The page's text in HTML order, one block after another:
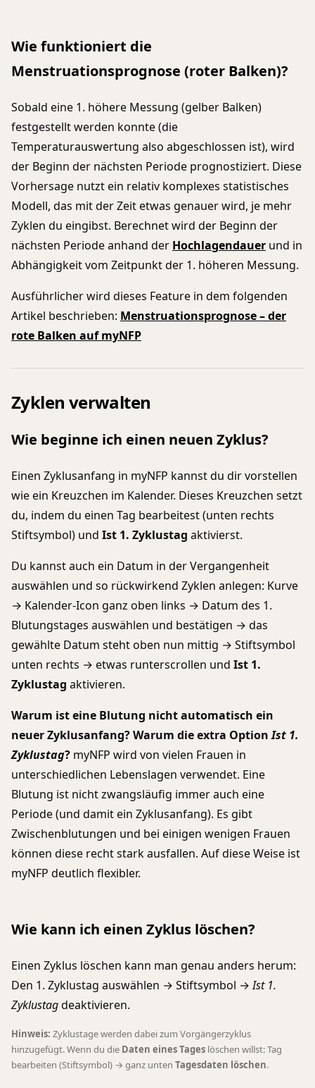
Wie funktioniert die
Menstruationsprognose (roter Balken)?
Sobald eine 1. höhere Messung (gelber Balken)
festgestellt werden konnte (die
Temperaturauswertung also abgeschlossen ist), wird
der Beginn der nächsten Periode prognostiziert. Diese
Vorhersage nutzt ein relativ komplexes statistisches
Modell, das mit der Zeit etwas genauer wird, je mehr
Zyklen du eingibst. Berechnet wird der Beginn der
nächsten Periode anhand der Hochlagendauer und in
Abhängigkeit vom Zeitpunkt der 1. höheren Messung.
Ausführlicher wird dieses Feature in dem folgenden
Artikel beschrieben: Menstruationsprognose – der
rote Balken auf myNFP
Zyklen verwalten
Wie beginne ich einen neuen Zyklus?
Einen Zyklusanfang in myNFP kannst du dir vorstellen
wie ein Kreuzchen im Kalender. Dieses Kreuzchen setzt
du, indem du einen Tag bearbeitest (unten rechts
Stiftsymbol) und Ist 1. Zyklustag aktivierst.
Du kannst auch ein Datum in der Vergangenheit
auswählen und so rückwirkend Zyklen anlegen: Kurve
→ Kalender-Icon ganz oben links → Datum des 1.
Blutungstages auswählen und bestätigen → das
gewählte Datum steht oben nun mittig → Stiftsymbol
unten rechts → etwas runterscrollen und Ist 1.
Zyklustag aktivieren.
Warum ist eine Blutung nicht automatisch ein
neuer Zyklusanfang? Warum die extra OptionIst 1.
Zyklustag? myNFP wird von vielen Frauen in
unterschiedlichen Lebenslagen verwendet. Eine
Blutung ist nicht zwangsläufig immer auch eine
Periode (und damit ein Zyklusanfang). Es gibt
Zwischenblutungen und bei einigen wenigen Frauen
können diese recht stark ausfallen. Auf diese Weise ist
myNFP deutlich flexibler.
Wie kann ich einen Zyklus löschen?
Einen Zyklus löschen kann man genau anders herum:
Den 1. Zyklustag auswählen → Stiftsymbol →Ist 1.
Zyklustagdeaktivieren.
Hinweis: Zyklustage werden dabei zum Vorgängerzyklus
hinzugefügt. Wenn du die Daten eines Tages löschen willst: Tag
bearbeiten (Stiftsymbol) → ganz unten Tagesdaten löschen.